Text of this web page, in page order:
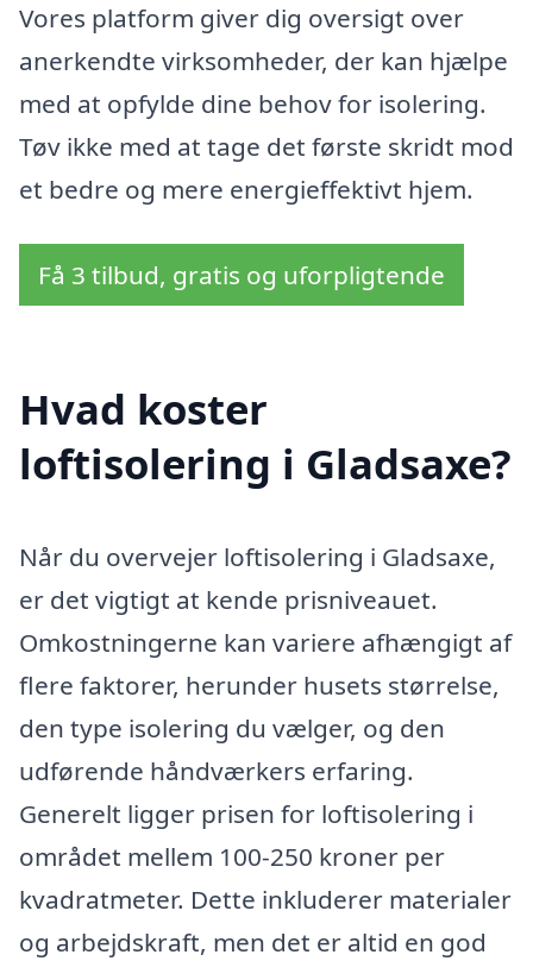
Vores platform giver dig oversigt over
anerkendte virksomheder, der kan hjælpe
med at opfylde dine behov for isolering.
Tøv ikke med at tage det første skridt mod
et bedre og mere energieffektivt hjem.
Få 3 tilbud, gratis og uforpligtende
Hvad koster
loftisolering i Gladsaxe?
Når du overvejer loftisolering i Gladsaxe,
er det vigtigt at kende prisniveauet.
Omkostningerne kan variere afhængigt af
flere faktorer, herunder husets størrelse,
den type isolering du vælger, og den
udførende håndværkers erfaring.
Generelt ligger prisen for loftisolering i
området mellem 100-250 kroner per
kvadratmeter. Dette inkluderer materialer
og arbejdskraft, men det er altid en god